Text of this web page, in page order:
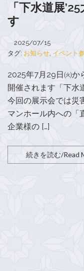
「下水道展
す
2025/07/15
タグ: お知らせ, イベント
2025年7月29日㈫か
開催されます「下水
今回の展示会では災
マンホール内への「
企業様の […]
続きを読む/Read